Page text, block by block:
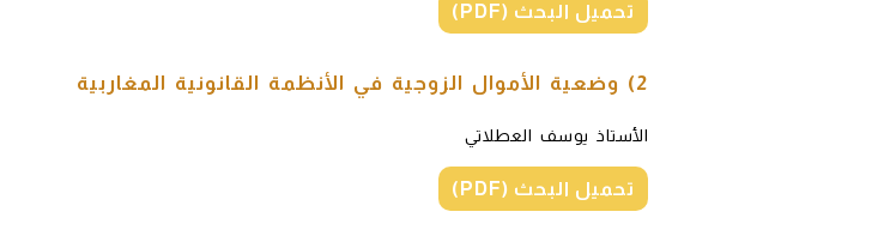
تحميل البحث (PDF)
2) وضعية الأموال الزوجية في الأنظمة القانونية المغاربية
الأستاذ يوسف العطلاتي
تحميل البحث (PDF)